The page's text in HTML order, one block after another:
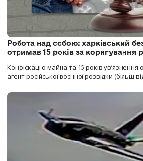
Робота над собою: харківський
отримав 15 років за коригування
Конфіскацію майна та 15 років
агент російської воєнної розвідки (більш